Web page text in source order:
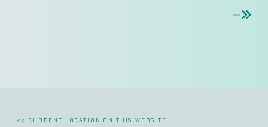
<< CURRENT LOCATION ON THIS WEBSITE